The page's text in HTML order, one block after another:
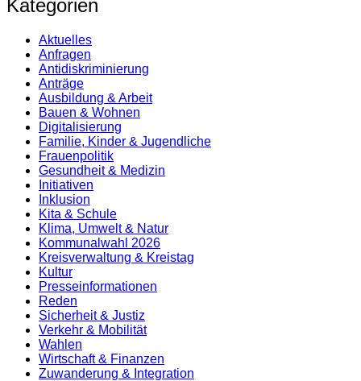
Kategorien
Aktuelles
Anfragen
Antidiskrimi­nierung
Anträge
Ausbildung & Arbeit
Bauen & Wohnen
Digitalisierung
Familie, Kinder & Jugendliche
Frauenpolitik
Gesundheit & Medizin
Initiativen
Inklusion
Kita & Schule
Klima, Umwelt & Natur
Kommunalwahl 2026
Kreisverwaltung & Kreistag
Kultur
Presse­informationen
Reden
Sicherheit & Justiz
Verkehr & Mobilität
Wahlen
Wirtschaft & Finanzen
Zuwanderung & Integration